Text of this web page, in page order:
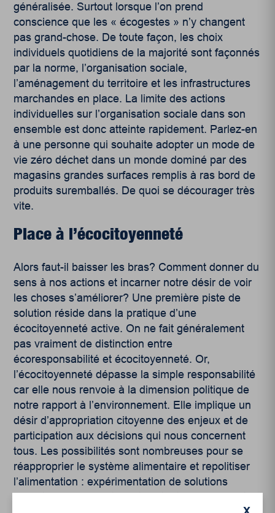
généralisée. Surtout lorsque l’on prend
conscience que les « écogestes » n’y changent
pas grand-chose. De toute façon, les choix
individuels quotidiens de la majorité sont façonnés
par la norme, l’organisation sociale,
l’aménagement du territoire et les infrastructures
marchandes en place. La limite des actions
individuelles sur l’organisation sociale dans son
ensemble est donc atteinte rapidement. Parlez-en
à une personne qui souhaite adopter un mode de
vie zéro déchet dans un monde dominé par des
magasins grandes surfaces remplis à ras bord de
produits suremballés. De quoi se décourager très
vite.
Place à l’écocitoyenneté
Alors faut-il baisser les bras? Comment donner du
sens à nos actions et incarner notre désir de voir
les choses s’améliorer? Une première piste de
solution réside dans la pratique d’une
écocitoyenneté active. On ne fait généralement
pas vraiment de distinction entre
écoresponsabilité et écocitoyenneté. Or,
l’écocitoyenneté dépasse la simple responsabilité
car elle nous renvoie à la dimension politique de
notre rapport à l’environnement. Elle implique un
désir d’appropriation citoyenne des enjeux et de
participation aux décisions qui nous concernent
tous. Les possibilités sont nombreuses pour se
réapproprier le système alimentaire et repolitiser
l’alimentation : expérimentation de solutions